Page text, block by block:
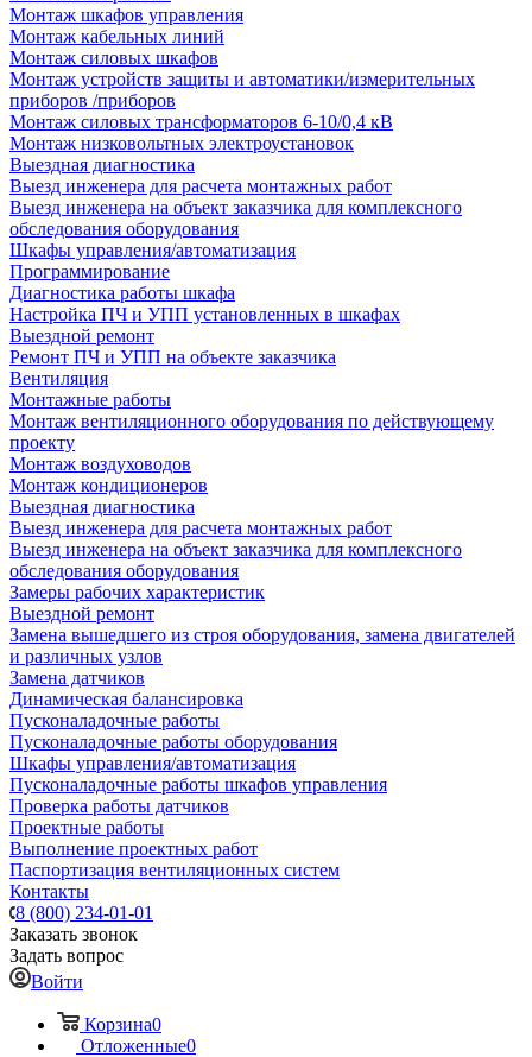
Монтаж шкафов управления
Монтаж кабельных линий
Монтаж силовых шкафов
Монтаж устройств защиты и автоматики/измерительных
приборов /приборов
Монтаж силовых трансформаторов 6-10/0,4 кВ
Монтаж низковольтных электроустановок
Выездная диагностика
Выезд инженера для расчета монтажных работ
Выезд инженера на объект заказчика для комплексного
обследования оборудования
Шкафы управления/автоматизация
Программирование
Диагностика работы шкафа
Настройка ПЧ и УПП установленных в шкафах
Выездной ремонт
Ремонт ПЧ и УПП на объекте заказчика
Вентиляция
Монтажные работы
Монтаж вентиляционного оборудования по действующему
проекту
Монтаж воздуховодов
Монтаж кондиционеров
Выездная диагностика
Выезд инженера для расчета монтажных работ
Выезд инженера на объект заказчика для комплексного
обследования оборудования
Замеры рабочих характеристик
Выездной ремонт
Замена вышедшего из строя оборудования, замена двигателей
и различных узлов
Замена датчиков
Динамическая балансировка
Пусконаладочные работы
Пусконаладочные работы оборудования
Шкафы управления/автоматизация
Пусконаладочные работы шкафов управления
Проверка работы датчиков
Проектные работы
Выполнение проектных работ
Паспортизация вентиляционных систем
Контакты
8 (800) 234-01-01
Заказать звонок
Задать вопрос
Войти
Корзина0
Отложенные0